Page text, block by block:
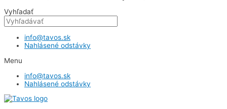
Vyhľadať
info@tavos.sk
Nahlásené odstávky
Menu
info@tavos.sk
Nahlásené odstávky